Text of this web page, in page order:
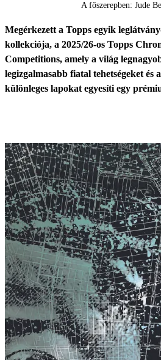
A főszerepben: Jude
Megérkezett a Topps egyik
kollekciója, a 2025/26-os Topps
Competitions, amely a világ
legizgalmasabb fiatal tehetségeket és
különleges lapokat egyesíti egy